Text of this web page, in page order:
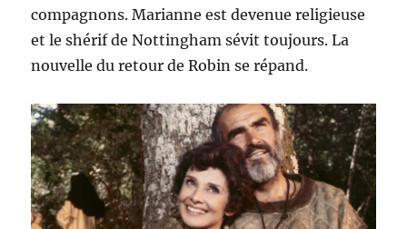
compagnons. Marianne est devenue religieuse
et le shérif de Nottingham sévit toujours. La
nouvelle du retour de Robin se répand.